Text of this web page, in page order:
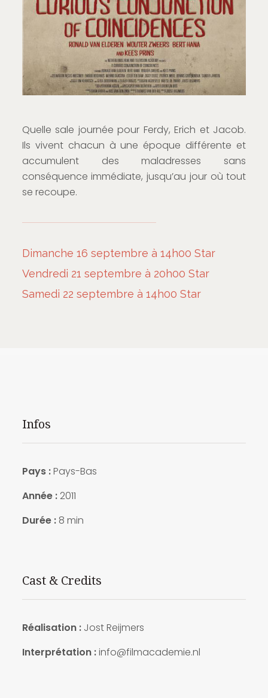
Quelle sale journée pour Ferdy, Erich et Jacob.
Ils vivent chacun à une époque différente et
accumulent des maladresses sans
conséquence immédiate, jusqu’au jour où tout
se recoupe.
Dimanche 16 septembre à 14h00 Star
Vendredi 21 septembre à 20h00 Star
Samedi 22 septembre à 14h00 Star
Infos
Pays :Pays-Bas
Année : 2011
Durée : 8 min
Cast & Credits
Réalisation : Jost Reijmers
Interprétation :info@filmacademie.nl